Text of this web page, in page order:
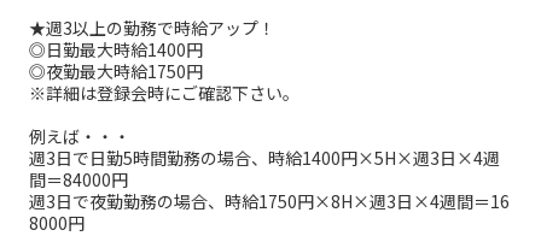
★週3以上の勤務で時給アップ！
◎日勤最大時給1400円
◎夜勤最大時給1750円
※詳細は登録会時にご確認下さい。
例えば・・・
週3日で日勤5時間勤務の場合、時給1400円×5H×週3日×4週
間＝84000円
週3日で夜勤勤務の場合、時給1750円×8H×週3日×4週間＝16
8000円